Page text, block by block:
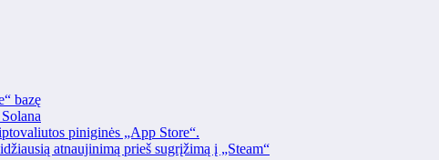
bazę
piniginės „App Store“.
atnaujinimą prieš sugrįžimą į „Steam“